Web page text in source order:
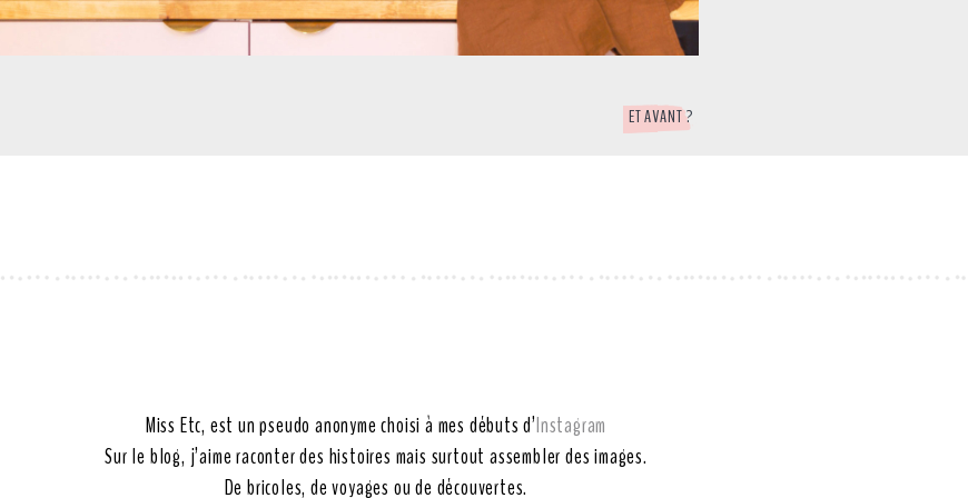
ET AVANT ?
Miss Etc, est un pseudo anonyme choisi à mes débuts d’Instagram
Sur le blog, j’aime raconter des histoires mais surtout assembler des images.
De bricoles, de voyages ou de découvertes.